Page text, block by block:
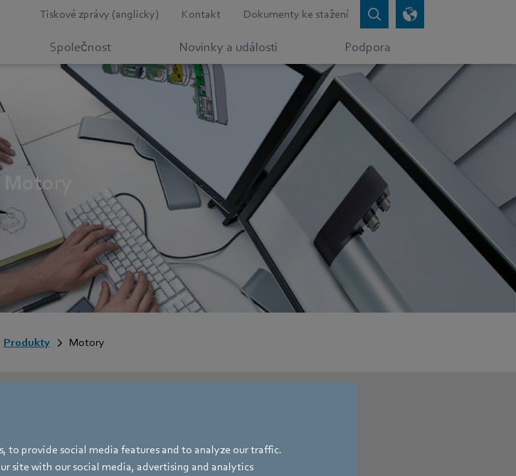
to provide social media features and to analyze our traffic.
site with our social media, advertising and analytics
Tiskové zprávy (anglicky) Kontakt Dokumenty ke stažení
Společnost Novinky a události Podpora
Motory
Produkty Motory
motorů
konceptů konstrukce motorů